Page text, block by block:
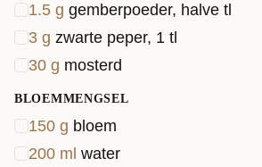
1.5 g gemberpoeder, halve tl
3 g zwarte peper, 1 tl
30 g mosterd
BLOEMMENGSEL
150 g bloem
200 ml water